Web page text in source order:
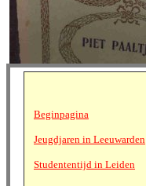
Beginpagina
Jeugdjaren in Leeuwarden
Studententijd in Leiden